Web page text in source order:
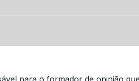
para o formador de opinião que